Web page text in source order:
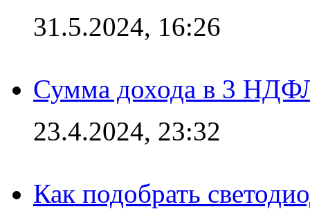
31.5.2024, 16:26
Сумма дохода в 3
23.4.2024, 23:32
Как подобрать